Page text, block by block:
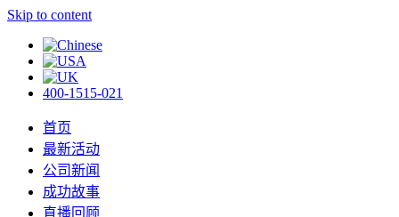
Skip to content
400-1515-021
首页
最新活动
公司新闻
成功故事
直播回顾